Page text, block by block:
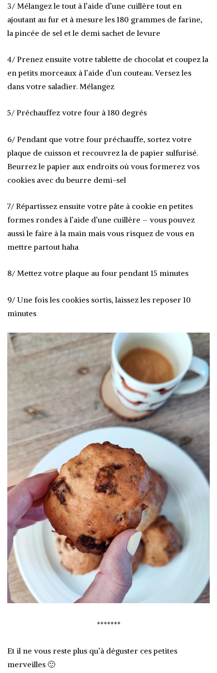
3/ Mélangez le tout à l’aide d’une cuillère tout en
ajoutant au fur et à mesure les 180 grammes de farine,
la pincée de sel et le demi sachet de levure
4/ Prenez ensuite votre tablette de chocolat et coupez la
en petits morceaux à l’aide d’un couteau. Versez les
dans votre saladier. Mélangez
5/ Préchauffez votre four à 180 degrés
6/ Pendant que votre four préchauffe, sortez votre
plaque de cuisson et recouvrez la de papier sulfurisé.
Beurrez le papier aux endroits où vous formerez vos
cookies avec du beurre demi-sel
7/ Répartissez ensuite votre pâte à cookie en petites
formes rondes à l’aide d’une cuillère – vous pouvez
aussi le faire à la main mais vous risquez de vous en
mettre partout haha
8/ Mettez votre plaque au four pendant 15 minutes
9/ Une fois les cookies sortis, laissez les reposer 10
minutes
*******
Et il ne vous reste plus qu’à déguster ces petites
merveilles 🙂